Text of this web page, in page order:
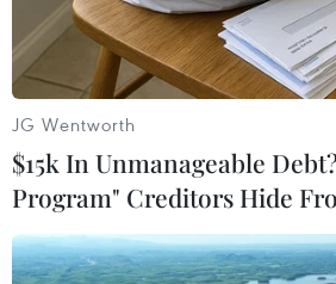
JG Wentworth
$15k In Unmanageable
Program" Creditors Hide